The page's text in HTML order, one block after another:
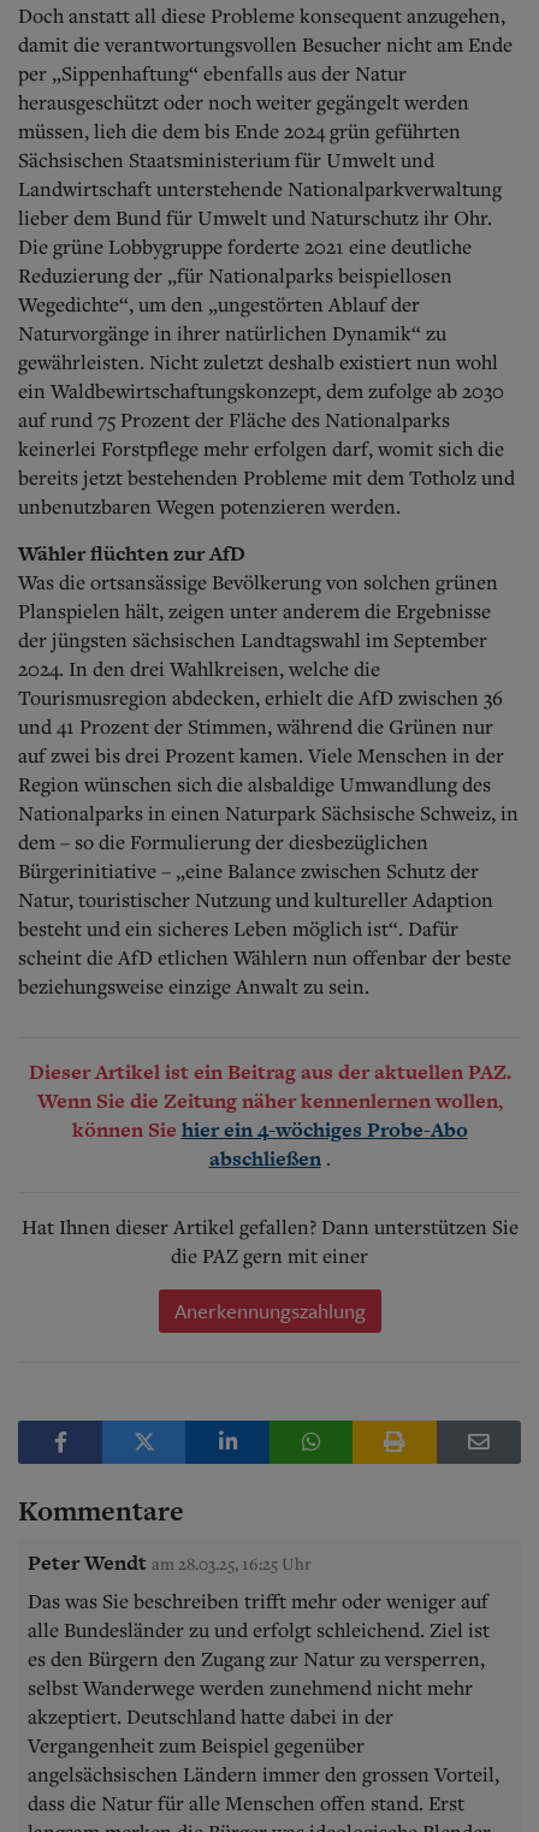
Doch anstatt all diese Probleme konsequent anzugehen,
damit die verantwortungsvollen Besucher nicht am Ende
per „Sippenhaftung“ ebenfalls aus der Natur
herausgeschützt oder noch weiter gegängelt werden
müssen, lieh die dem bis Ende 2024 grün geführten
Sächsischen Staatsministerium für Umwelt und
Landwirtschaft unterstehende Nationalparkverwaltung
lieber dem Bund für Umwelt und Naturschutz ihr Ohr.
Die grüne Lobbygruppe forderte 2021 eine deutliche
Reduzierung der „für Nationalparks beispiellosen
Wegedichte“, um den „ungestörten Ablauf der
Naturvorgänge in ihrer natürlichen Dynamik“ zu
gewährleisten. Nicht zuletzt deshalb existiert nun wohl
ein Waldbewirtschaftungskonzept, dem zufolge ab 2030
auf rund 75 Prozent der Fläche des Nationalparks
keinerlei Forstpflege mehr erfolgen darf, womit sich die
bereits jetzt bestehenden Probleme mit dem Totholz und
unbenutzbaren Wegen potenzieren werden.
Wähler flüchten zur AfD
Was die ortsansässige Bevölkerung von solchen grünen
Planspielen hält, zeigen unter anderem die Ergebnisse
der jüngsten sächsischen Landtagswahl im September
2024. In den drei Wahlkreisen, welche die
Tourismusregion abdecken, erhielt die AfD zwischen 36
und 41 Prozent der Stimmen, während die Grünen nur
auf zwei bis drei Prozent kamen. Viele Menschen in der
Region wünschen sich die alsbaldige Umwandlung des
Nationalparks in einen Naturpark Sächsische Schweiz, in
dem – so die Formulierung der diesbezüglichen
Bürgerinitiative – „eine Balance zwischen Schutz der
Natur, touristischer Nutzung und kultureller Adaption
besteht und ein sicheres Leben möglich ist“. Dafür
scheint die AfD etlichen Wählern nun offenbar der beste
beziehungsweise einzige Anwalt zu sein.
Dieser Artikel ist ein Beitrag aus der aktuellen PAZ.
Wenn Sie die Zeitung näher kennenlernen wollen,
können Sie hier ein 4-wöchiges Probe-Abo
abschließen .
Hat Ihnen dieser Artikel gefallen? Dann unterstützen Sie
die PAZ gern mit einer
Anerkennungszahlung
Kommentare
Peter Wendt am 28.03.25, 16:25 Uhr
Das was Sie beschreiben trifft mehr oder weniger auf
alle Bundesländer zu und erfolgt schleichend. Ziel ist
es den Bürgern den Zugang zur Natur zu versperren,
selbst Wanderwege werden zunehmend nicht mehr
akzeptiert. Deutschland hatte dabei in der
Vergangenheit zum Beispiel gegenüber
angelsächsischen Ländern immer den grossen Vorteil,
dass die Natur für alle Menschen offen stand. Erst